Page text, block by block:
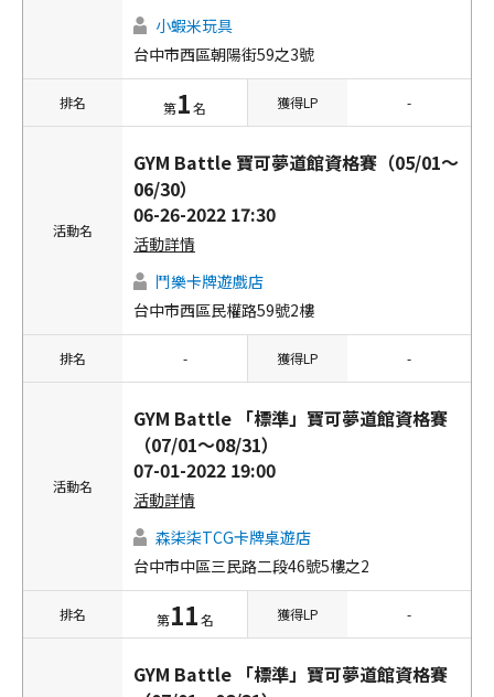
小蝦米玩具
台中市西區朝陽街59之3號
排名 第1名 獲得LP -
活動名
GYM Battle 寶可夢道館資格賽（05/01～
06/30）
06-26-2022 17:30
活動詳情
鬥樂卡牌遊戲店
台中市西區民權路59號2樓
排名 - 獲得LP -
活動名
GYM Battle 「標準」寶可夢道館資格賽
（07/01～08/31）
07-01-2022 19:00
活動詳情
森柒柒TCG卡牌桌遊店
台中市中區三民路二段46號5樓之2
排名 第11名 獲得LP -
GYM Battle 「標準」寶可夢道館資格賽